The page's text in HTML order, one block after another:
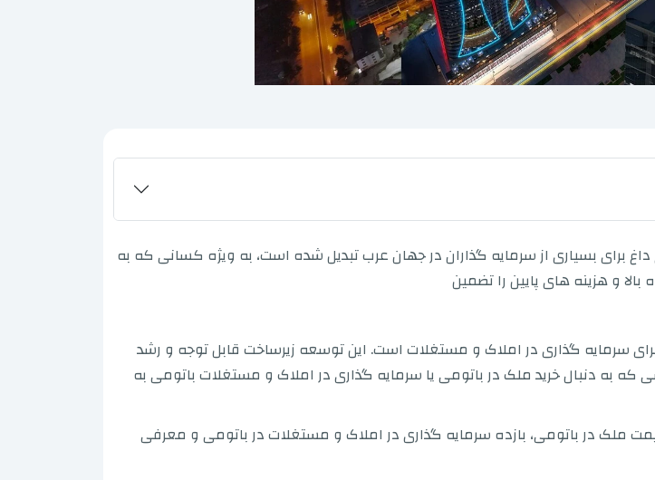
بسیاری از سرمایه گذاران در جهان عرب تبدیل شده است، به ویژه کسانی که به
و هزینه های پایین را تضمین
سرمایه گذاری در املاک و مستغلات است. این توسعه زیرساخت قابل توجه و رشد
به دنبال خرید ملک در باتومی یا سرمایه گذاری در املاک و مستغلات باتومی به
ملک در باتومی، بازده سرمایه گذاری در املاک و مستغلات در باتومی و معرفی